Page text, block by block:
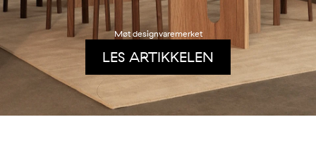
Møt designvaremerket
LES ARTIKKELEN